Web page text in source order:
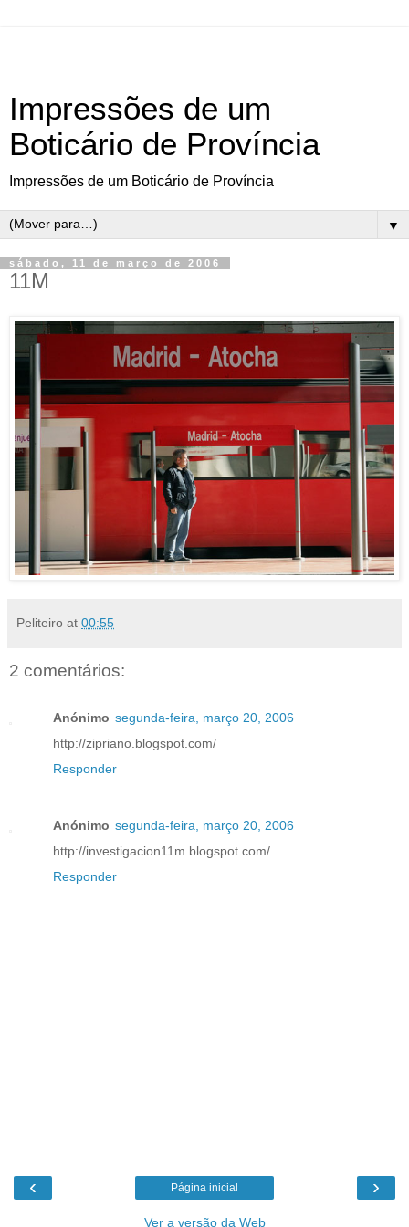
Impressões de um
Boticário de Província
Impressões de um Boticário de Província
▼
sábado, 11 de março de 2006
11M
Peliteiro at 00:55
2 comentários:
Anónimo segunda-feira, março 20, 2006
http://zipriano.blogspot.com/
Responder
Anónimo segunda-feira, março 20, 2006
http://investigacion11m.blogspot.com/
Responder
‹ ›
Página inicial
Ver a versão da Web